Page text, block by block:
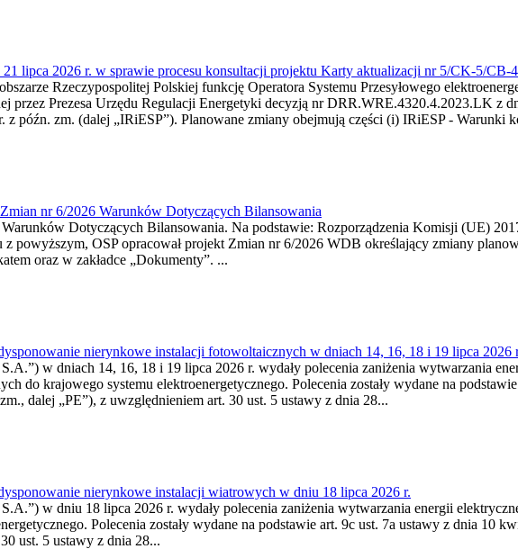
21 lipca 2026 r. w sprawie procesu konsultacji projektu Karty aktualizacji nr 5/CK-5/CB-
Rzeczypospolitej Polskiej funkcję Operatora Systemu Przesyłowego
przez Prezesa Urzędu Regulacji Energetyki decyzją nr DRR.WRE.4320.4.2023.LK z
późn. zm. (dalej „IRiESP”). Planowane zmiany obejmują części (i) IRiESP - Warunki
nr 6/2026 Warunków Dotyczących Bilansowania
Dotyczących Bilansowania. Na podstawie: Rozporządzenia Komisji (UE)
powyższym, OSP opracował projekt Zmian nr 6/2026 WDB określający zmiany
oraz w zakładce „Dokumenty”. ...
nierynkowe instalacji fotowoltaicznych w dniach 14, 16, 18 i 19 lipca 2026
w dniach 14, 16, 18 i 19 lipca 2026 r. wydały polecenia zaniżenia wytwarzania
do krajowego systemu elektroenergetycznego. Polecenia zostały wydane na
dalej „PE”), z uwzględnieniem art. 30 ust. 5 ustawy z dnia 28...
nierynkowe instalacji wiatrowych w dniu 18 lipca 2026 r.
w dniu 18 lipca 2026 r. wydały polecenia zaniżenia wytwarzania energii
Polecenia zostały wydane na podstawie art. 9c ust. 7a ustawy z dnia 10
ust. 5 ustawy z dnia 28...